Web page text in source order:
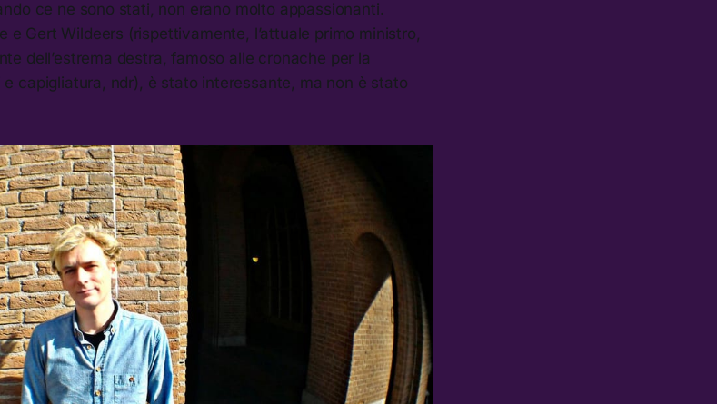
ce ne sono stati, non erano molto appassionanti.
e Gert Wildeers (rispettivamente, l’attuale primo ministro,
dell’estrema destra, famoso alle cronache per la
capigliatura, ndr), è stato interessante, ma non è stato